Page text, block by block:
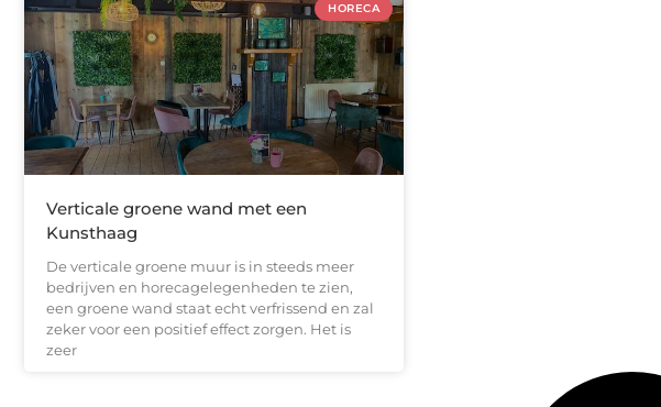
HORECA
Verticale groene wand met een
Kunsthaag
De verticale groene muur is in steeds meer
bedrijven en horecagelegenheden te zien,
een groene wand staat echt verfrissend en zal
zeker voor een positief effect zorgen. Het is
zeer